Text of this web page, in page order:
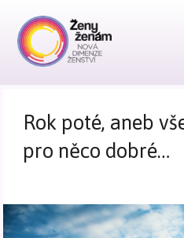
Rok poté, aneb
pro něco dobré…